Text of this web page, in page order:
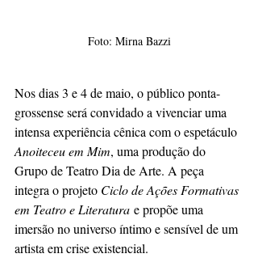
Foto: Mirna Bazzi
Nos dias 3 e 4 de maio, o público ponta-
grossense será convidado a vivenciar uma
intensa experiência cênica com o espetáculo
Anoiteceu em Mim, uma produção do
Grupo de Teatro Dia de Arte. A peça
integra o projeto Ciclo de Ações Formativas
em Teatro e Literatura e propõe uma
imersão no universo íntimo e sensível de um
artista em crise existencial.